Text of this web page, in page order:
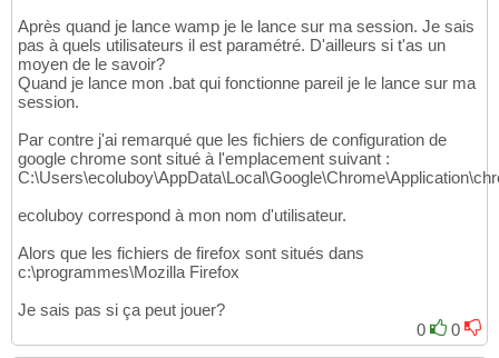
Après quand je lance wamp je le lance sur ma session. Je sais
pas à quels utilisateurs il est paramétré. D'ailleurs si t'as un
moyen de le savoir?
Quand je lance mon .bat qui fonctionne pareil je le lance sur ma
session.
Par contre j'ai remarqué que les fichiers de configuration de
google chrome sont situé à l'emplacement suivant :
ecoluboy correspond à mon nom d'utilisateur.
Alors que les fichiers de firefox sont situés dans
c:\programmes\Mozilla Firefox
Je sais pas si ça peut jouer?
0
0